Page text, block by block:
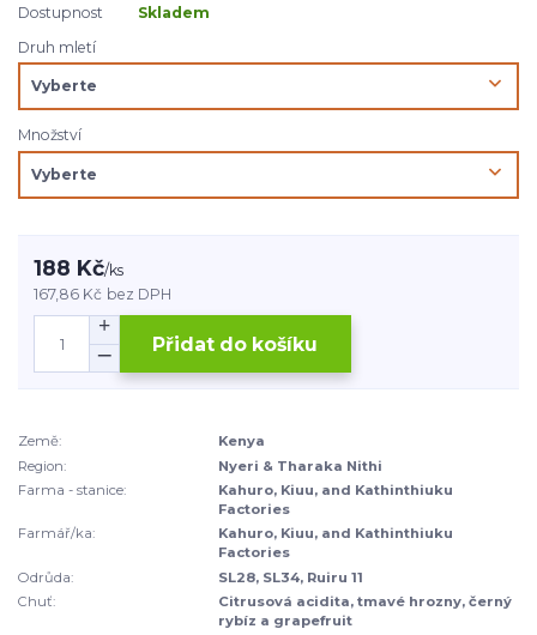
Dostupnost
Skladem
Druh mletí
Množství
188 Kč/ks
167,86 Kč bez DPH
Přidat do košíku
Země:
Kenya
Region:
Nyeri & Tharaka Nithi
Farma - stanice:
Kahuro, Kiuu, and Kathinthiuku
Factories
Farmář/ka:
Kahuro, Kiuu, and Kathinthiuku
Factories
Odrůda:
SL28, SL34, Ruiru 11
Chuť:
Citrusová acidita, tmavé hrozny, černý
rybíz a grapefruit